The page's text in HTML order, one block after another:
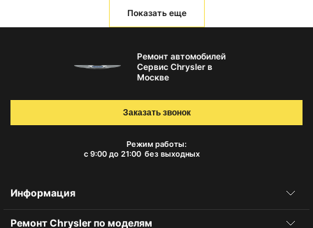
Показать еще
Ремонт автомобилей
Сервис Chrysler в
Москве
Режим работы:
с 9:00 до 21:00 без выходных
Заказать звонок
Информация
Ремонт Chrysler по моделям